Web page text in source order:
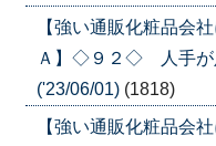
【強い通販化粧品会
Ａ】◇９２◇ 人手が
('23/06/01) (1818)
【強い通販化粧品会